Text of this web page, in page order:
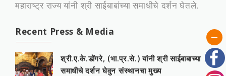
महाराष्‍ट्र राज्‍य यांनी श्री साईबाबांच्‍या समाधीचे दर्शन घेतले.
Recent Press & Media
श्री.ए.के.डोंगरे, (भा.प्र.से.) यांनी श्री साईबाबाच्या
समाधीचे दर्शन घेवुन संस्‍थानचा मुख्‍य